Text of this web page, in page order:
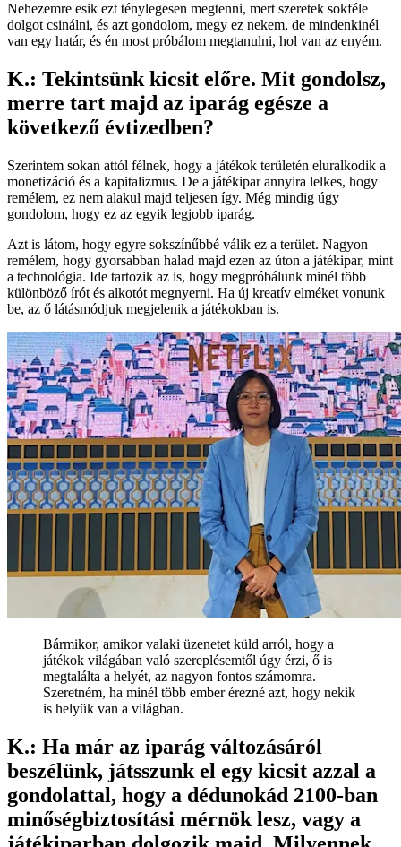
Nehezemre esik ezt ténylegesen megtenni, mert szeretek sokféle
dolgot csinálni, és azt gondolom, megy ez nekem, de mindenkinél
van egy határ, és én most próbálom megtanulni, hol van az enyém.
K.: Tekintsünk kicsit előre. Mit gondolsz,
merre tart majd az iparág egésze a
következő évtizedben?
Szerintem sokan attól félnek, hogy a játékok területén eluralkodik a
monetizáció és a kapitalizmus. De a játékipar annyira lelkes, hogy
remélem, ez nem alakul majd teljesen így. Még mindig úgy
gondolom, hogy ez az egyik legjobb iparág.
Azt is látom, hogy egyre sokszínűbbé válik ez a terület. Nagyon
remélem, hogy gyorsabban halad majd ezen az úton a játékipar, mint
a technológia. Ide tartozik az is, hogy megpróbálunk minél több
különböző írót és alkotót megnyerni. Ha új kreatív elméket vonunk
be, az ő látásmódjuk megjelenik a játékokban is.
Bármikor, amikor valaki üzenetet küld arról, hogy a
játékok világában való szereplésemtől úgy érzi, ő is
megtalálta a helyét, az nagyon fontos számomra.
Szeretném, ha minél több ember érezné azt, hogy nekik
is helyük van a világban.
K.: Ha már az iparág változásáról
beszélünk, játsszunk el egy kicsit azzal a
gondolattal, hogy a dédunokád 2100-ban
minőségbiztosítási mérnök lesz, vagy a